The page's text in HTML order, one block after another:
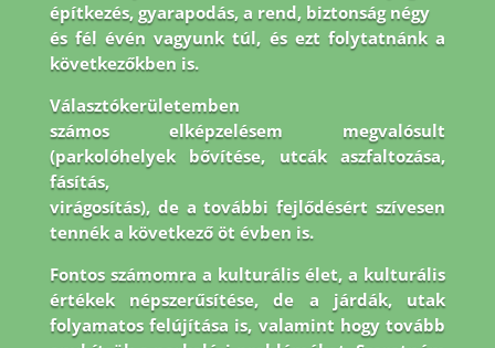
építkezés, gyarapodás, a rend, biztonság négy
és fél évén vagyunk túl, és ezt folytatnánk a
következőkben is.
Választókerületemben
számos elképzelésem megvalósult
(parkolóhelyek bővítése, utcák aszfaltozása,
fásítás,
virágosítás), de a további fejlődésért szívesen
tennék a következő öt évben is.
Fontos számomra a kulturális élet, a kulturális
értékek népszerűsítése, de a járdák, utak
folyamatosfelújítása is, valamint hogy tovább